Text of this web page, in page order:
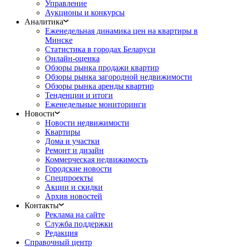
Управление
Аукционы и конкурсы
Аналитика
Еженедельная динамика цен на квартиры в
Минске
Статистика в городах Беларуси
Онлайн-оценка
Обзоры рынка продажи квартир
Обзоры рынка загородной недвижимости
Обзоры рынка аренды квартир
Тенденции и итоги
Еженедельные мониторинги
Новости
Новости недвижимости
Квартиры
Дома и участки
Ремонт и дизайн
Коммерческая недвижимость
Городские новости
Спецпроекты
Акции и скидки
Архив новостей
Контакты
Реклама на сайте
Служба поддержки
Редакция
Справочный центр